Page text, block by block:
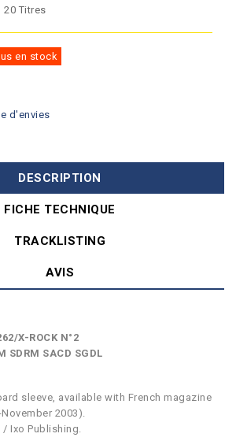
20 Titres
en stock
d'envies
DESCRIPTION
FICHE TECHNIQUE
TRACKLISTING
AVIS
X-ROCK N°2
SDRM SACD SGDL
sleeve, available with French magazine
2003).
Ixo Publishing.